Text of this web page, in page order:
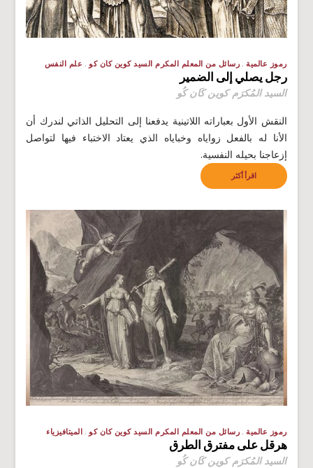
رموز عالمية رسائل من المعلم المكرم السيد كوين كان كو علم النفس
رجل يصلي إلى الضمير
السيد المُكرَم كوين كَان كُو
النقش الأول بعباراته اللاتينية يدفعنا إلى التحليل الذاتي لندرك أن
الأنا له بالفعل زواياه وخباياه الذي يعتاد الاختباء فيها لتواصل
إزعاجنا بحيله النفسية.
اقرأ أكثر
رموز عالمية رسائل من المعلم المكرم السيد كوين كان كو الميتافيزياء
هرقل على مفترق الطرق
السيد المُكرَم كوين كَان كُو